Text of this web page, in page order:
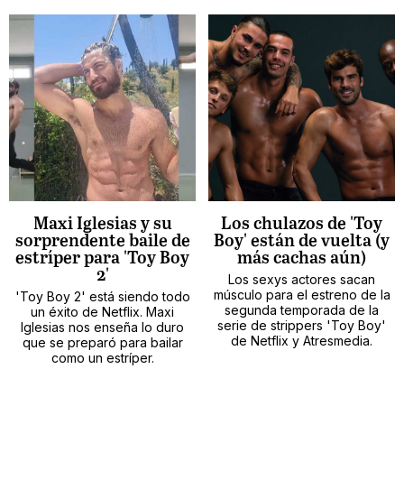
Maxi Iglesias y su
sorprendente baile de
estríper para 'Toy Boy
2'
'Toy Boy 2' está siendo todo
un éxito de Netflix. Maxi
Iglesias nos enseña lo duro
que se preparó para bailar
como un estríper.
Los chulazos de 'Toy
Boy' están de vuelta (y
más cachas aún)
Los sexys actores sacan
músculo para el estreno de la
segunda temporada de la
serie de strippers 'Toy Boy'
de Netflix y Atresmedia.